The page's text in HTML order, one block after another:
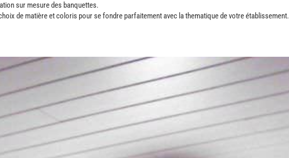
sur mesure des banquettes.
de matière et coloris pour se fondre parfaitement avec la thematique de votre établissement.